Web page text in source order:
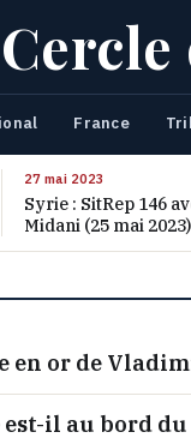
Cercle
France
27 mai 2023
Syrie : SitRep 146
Midani (25 mai 2023)
en or de
est-il au bord